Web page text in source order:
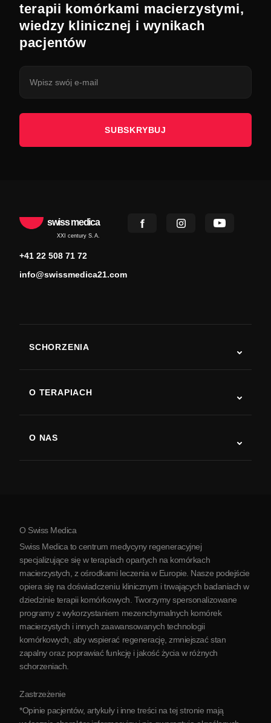
terapii komórkami macierzystymi,
wiedzy klinicznej i wynikach
pacjentów
SUBSKRYBUJ
swiss medica
XXI century S.A.
+41 22 508 71 72
info@swissmedica21.com
SCHORZENIA
Choroba Parkinsona
Zapalenie stawów
O TERAPIACH
O NAS
O Serbii
Partnerstwo
Skontaktuj się z nami
O Swiss Medica
Swiss Medica to centrum medycyny regeneracyjnej
specjalizujące się w terapiach opartych na komórkach
macierzystych, z ośrodkami leczenia w Europie. Nasze podejście
opiera się na doświadczeniu klinicznym i trwających badaniach w
dziedzinie terapii komórkowych. Tworzymy spersonalizowane
programy z wykorzystaniem mezenchymalnych komórek
macierzystych i innych zaawansowanych technologii
komórkowych, aby wspierać regenerację, zmniejszać stan
zapalny oraz poprawiać funkcję i jakość życia w różnych
schorzeniach.
Zastrzeżenie
*Opinie pacjentów, artykuły i inne treści na tej stronie mają